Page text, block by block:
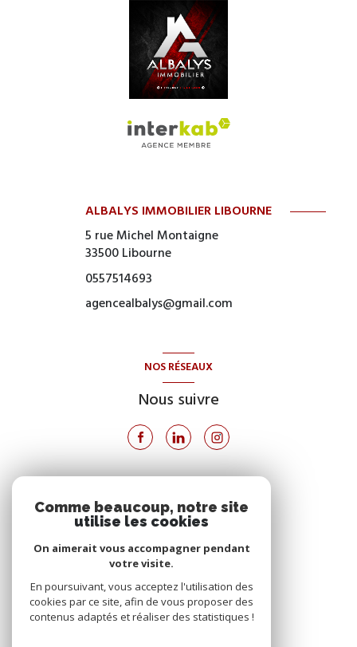
ALBALYS IMMOBILIER LIBOURNE
5 rue Michel Montaigne
33500Libourne
0557514693
agencealbalys@gmail.com
NOS RÉSEAUX
Nous suivre
VOTRE ESPACE
Espace propriétaire
Comme beaucoup, notre site
utilise les cookies
On aimerait vous accompagner pendant
votre visite.
En poursuivant, vous acceptez l'utilisation des
cookies par ce site, afin de vous proposer des
contenus adaptés et réaliser des statistiques !